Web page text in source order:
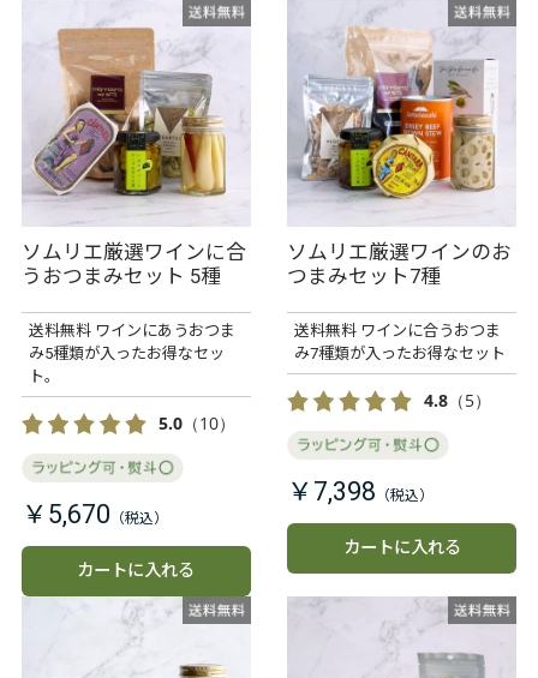
ソムリエ厳選ワインに合
うおつまみセット 5種
送料無料 ワインにあうおつま
み5種類が入ったお得なセッ
ト。
5.0（10）
￥5,670
カートに入れる
ソムリエ厳選ワインのお
つまみセット7種
送料無料 ワインに合うおつま
み7種類が入ったお得なセット
4.8（5）
￥7,398
カートに入れる